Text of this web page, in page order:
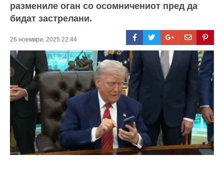
размениле оган со осомничениот пред да
бидат застрелани.
26 ноември, 2025 22:44